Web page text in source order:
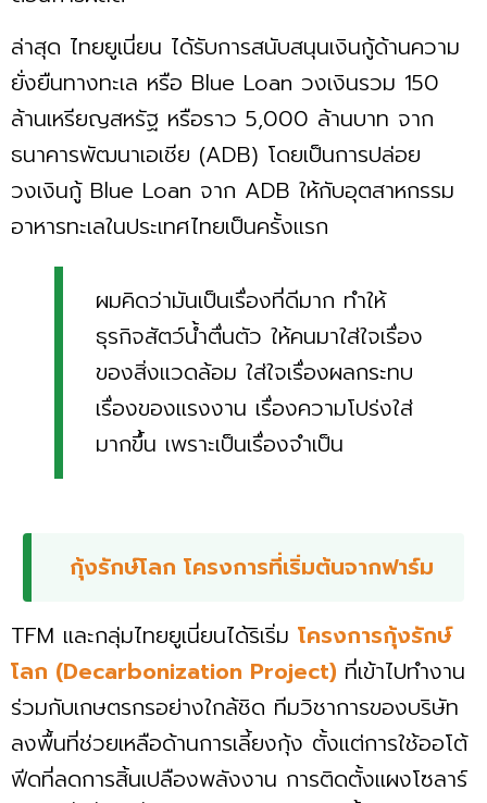
ล่าสุด ไทยยูเนี่ยน ได้รับการสนับสนุนเงินกู้ด้านความ
ยั่งยืนทางทะเล หรือ Blue Loan วงเงินรวม 150
ล้านเหรียญสหรัฐ หรือราว 5,000 ล้านบาท จาก
ธนาคารพัฒนาเอเชีย (ADB) โดยเป็นการปล่อย
วงเงินกู้ Blue Loan จาก ADB ให้กับอุตสาหกรรม
อาหารทะเลในประเทศไทยเป็นครั้งแรก
ผมคิดว่ามันเป็นเรื่องที่ดีมาก ทำให้
ธุรกิจสัตว์น้ำตื่นตัว ให้คนมาใส่ใจเรื่อง
ของสิ่งแวดล้อม ใส่ใจเรื่องผลกระทบ
เรื่องของแรงงาน เรื่องความโปร่งใส่
มากขึ้น เพราะเป็นเรื่องจําเป็น
กุ้งรักษ์โลก โครงการที่เริ่มต้นจากฟาร์ม
TFM และกลุ่มไทยยูเนี่ยนได้ริเริ่ม โครงการกุ้งรักษ์
โลก (Decarbonization Project) ที่เข้าไปทำงาน
ร่วมกับเกษตรกรอย่างใกล้ชิด ทีมวิชาการของบริษัท
ลงพื้นที่ช่วยเหลือด้านการเลี้ยงกุ้ง ตั้งแต่การใช้ออโต้
ฟีดที่ลดการสิ้นเปลืองพลังงาน การติดตั้งแผงโซลาร์